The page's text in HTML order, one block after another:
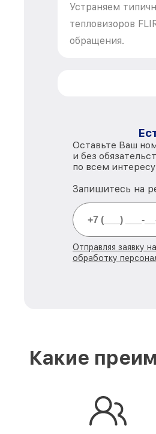
Устраняем
тепловизоров
обращения.
Оставьте Ваш
и без
по всем
Запишитесь на
Отправляя заявку
обработку
Какие